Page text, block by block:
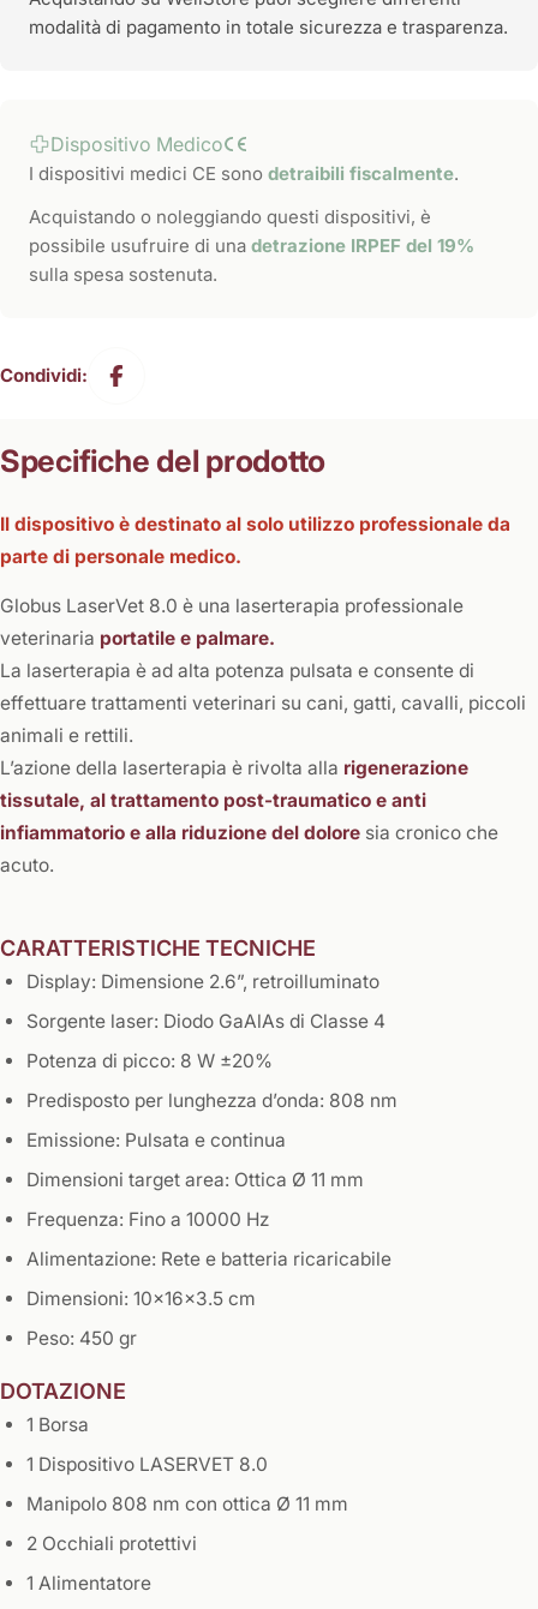
modalità di pagamento in totale sicurezza e trasparenza.
Dispositivo Medico
I dispositivi medici CE sono detraibili fiscalmente.
Acquistando o noleggiando questi dispositivi, è
possibile usufruire di una detrazione IRPEF del 19%
sulla spesa sostenuta.
Condividi:
Specifiche del prodotto
Il dispositivo è destinato al solo utilizzo professionale da
parte di personale medico.
Globus LaserVet 8.0 è una laserterapia professionale
veterinaria portatile e palmare.
La laserterapia è ad alta potenza pulsata e consente di
effettuare trattamenti veterinari su cani, gatti, cavalli, piccoli
animali e rettili.
L’azione della laserterapia è rivolta alla rigenerazione
tissutale, al trattamento post-traumatico e anti
infiammatorio e alla riduzione del dolore sia cronico che
acuto.
CARATTERISTICHE TECNICHE
Display: Dimensione 2.6”, retroilluminato
Sorgente laser: Diodo GaAlAs di Classe 4
Potenza di picco: 8 W ±20%
Predisposto per lunghezza d’onda: 808 nm
Emissione: Pulsata e continua
Dimensioni target area: Ottica Ø 11 mm
Frequenza: Fino a 10000 Hz
Alimentazione: Rete e batteria ricaricabile
Dimensioni: 10x16x3.5 cm
Peso: 450 gr
DOTAZIONE
1 Borsa
1 Dispositivo LASERVET 8.0
Manipolo 808 nm con ottica Ø 11 mm
2 Occhiali protettivi
1 Alimentatore